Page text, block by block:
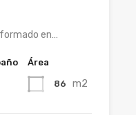
en…
Área
86 m2